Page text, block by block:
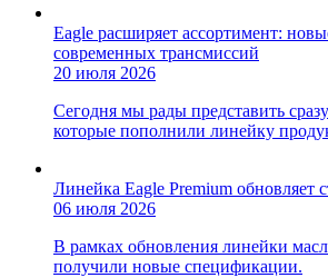
Eagle расширяет ассортимент:
современных трансмиссий
20 июля 2026
Сегодня мы рады представить
которые пополнили линейку
Линейка Eagle Premium обновляет
06 июля 2026
В рамках обновления линейки
получили новые спецификации.